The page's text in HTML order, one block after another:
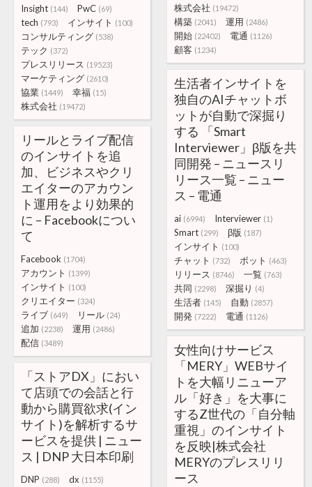
株式会社 (19472)
構築 (2041) 運用 (2486)
開始 (22402) 電通 (1126)
顧客 (1234)
Insight (144) PwC (69)
tech (793) インサイト (100)
コンサルティング (538)
テック (372)
プレスリリース (19523)
マーケティング (2610)
協業 (1449) 幸福 (15)
株式会社 (19472)
生活者インサイトを
独自のAIチャットボ
ットが自動で深掘り
する 「Smart
Interviewer」β版を共
同開発 – ニュースリ
リース一覧 – ニュー
ス – 電通
ai (6994) Interviewer (1)
Smart (299) β版 (187)
インサイト (100)
チャット (732) ボット (463)
リリース (8746) 一覧 (763)
共同 (2298) 深掘り (4)
生活者 (145) 自動 (2857)
開発 (7222) 電通 (1126)
リールとライブ配信
のインサイトを追
加、ビジネスやクリ
エイターのアカウン
ト運用をより効果的
に – Facebookについ
て
Facebook (1704)
アカウント (1399)
インサイト (100)
クリエイター (324)
ライブ (649) リール (24)
追加 (2238) 運用 (2486)
配信 (3489)
女性向けサービス
「MERY」WEBサイ
トを大幅リニューア
ル「好き」を大事に
するZ世代の「自分軸
重視」のインサイト
を反映|株式会社
MERYのプレスリリ
ース
「ストアDX」におい
て店頭での会話と行
動から購買欲求(イン
サイト)を解析するサ
ービスを提供 | ニュー
ス | DNP 大日本印刷
DNP (288) dx (1155)